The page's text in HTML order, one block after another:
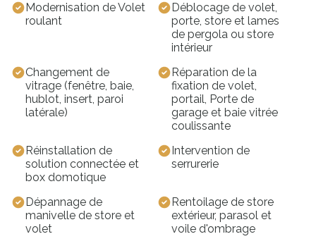
Champeaux-sur-Sarthe (61560)
Courgeoût (61560)
Saint-Germain-de-Martigny (61560)
Saint-Ouen-de-Sécherouvre (61560)
Modernisation de Volet
roulant
Déblocage de volet,
porte, store et lames
de pergola ou store
intérieur
Changement de
vitrage (fenêtre, baie,
hublot, insert, paroi
latérale)
Réparation de la
fixation de volet,
portail, Porte de
garage et baie vitrée
coulissante
Réinstallation de
solution connectée et
box domotique
Intervention de
serrurerie
Dépannage de
manivelle de store et
volet
Rentoilage de store
extérieur, parasol et
voile d'ombrage